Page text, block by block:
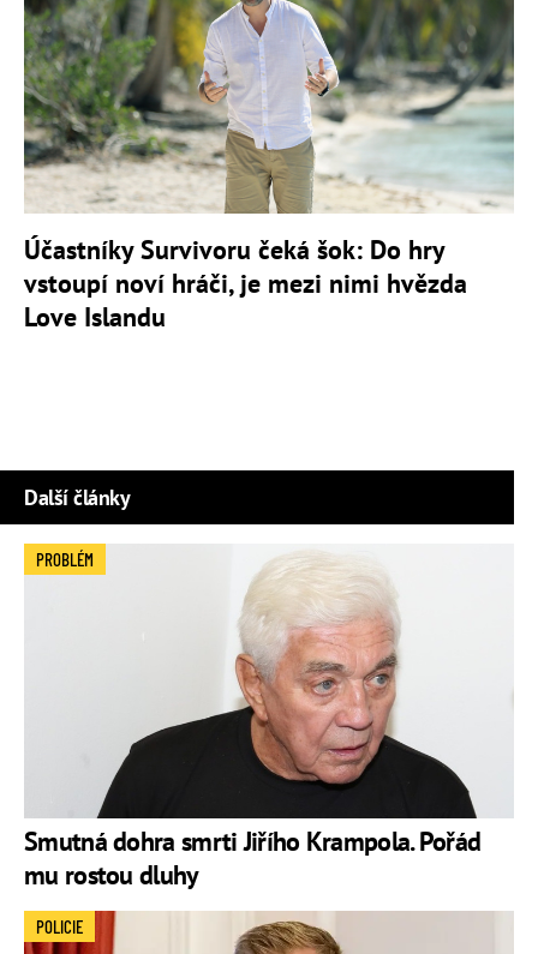
Účastníky Survivoru čeká šok: Do hry
vstoupí noví hráči, je mezi nimi hvězda
Love Islandu
Další články
Smutná dohra smrti Jiřího Krampola. Pořád
mu rostou dluhy
PROBLÉM
POLICIE